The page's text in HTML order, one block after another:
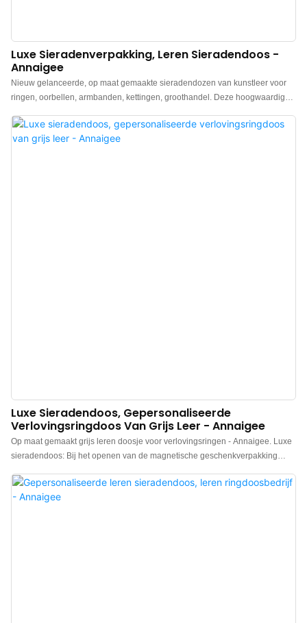
Luxe Sieradenverpakking, Leren Sieradendoos -
Annaigee
Nieuw gelanceerde, op maat gemaakte sieradendozen van kunstleer voor
ringen, oorbellen, armbanden, kettingen, groothandel. Deze hoogwaardige
van hoogwaardig schapenleer aan de buitenkant en hebben een
contrasterende, zachte suède voering aan de binnenkant, die de sieraden
Luxe Sieradendoos, Gepersonaliseerde
Verlovingsringdoos Van Grijs Leer - Annaigee
Op maat gemaakt grijs leren doosje voor verlovingsringen - Annaigee. Luxe
sieradendoos: Bij het openen van de magnetische geschenkverpakking
maat gemaakt grijs leren doosje voor verlovingsringen van Annaigee. Het
doosje is gemaakt van hoogwaardig grijs leer in combinatie met zacht